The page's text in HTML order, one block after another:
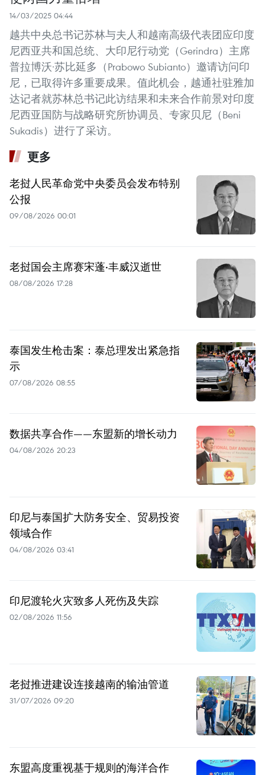
14/03/2025 04:44
越共中央总书记苏林与夫人和越南高级代表团应印度
尼西亚共和国总统、大印尼行动党（Gerindra）主席
普拉博沃·苏比延多（Prabowo Subianto）邀请访问印
尼，已取得许多重要成果。值此机会，越通社驻雅加
达记者就苏林总书记此访结果和未来合作前景对印度
尼西亚国防与战略研究所协调员、专家贝尼（Beni
Sukadis）进行了采访。
更多
老挝人民革命党中央委员会发布特别
公报
09/08/2026 00:01
老挝国会主席赛宋蓬·丰威汉逝世
08/08/2026 17:28
泰国发生枪击案：泰总理发出紧急指
示
07/08/2026 08:55
数据共享合作——东盟新的增长动力
04/08/2026 20:23
印尼与泰国扩大防务安全、贸易投资
领域合作
04/08/2026 03:41
印尼渡轮火灾致多人死伤及失踪
02/08/2026 11:56
老挝推进建设连接越南的输油管道
31/07/2026 09:20
东盟高度重视基于规则的海洋合作